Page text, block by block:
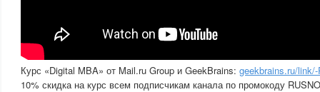
Курс «Digital MBA» от Mail.ru Group и GeekBrains: geekbrains.ru/
10% скидка на курс всем подписчикам канала по промокоду